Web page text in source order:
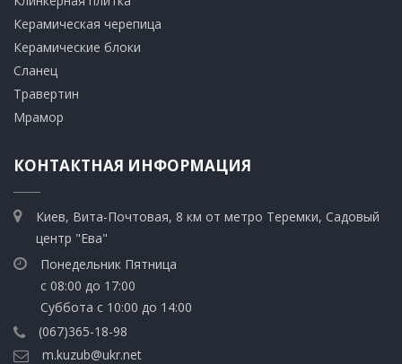
​Керамическая черепица
​Керамические блоки
​Сланец
Травертин​
​Мрамор
КОНТАКТНАЯ ИНФОРМАЦИЯ
Киев, Вита-Почтовая, 8 км от метро Теремки, Садовый
центр "Ева"
Понедельник Пятница
с 08:00 до 17:00
Суббота с 10:00 до 14:00
(067)365-18-98
m.kuzub@ukr.net